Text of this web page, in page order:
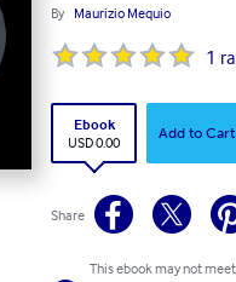
By Maurizio Mequio
1
Ebook
USD 0.00
Add to Cart
Share
This ebook may not